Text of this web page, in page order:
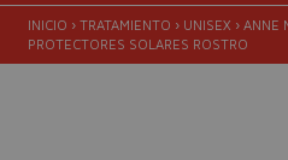
INICIO › TRATAMIENTO › UNISEX › ANNE
PROTECTORES SOLARES ROSTRO